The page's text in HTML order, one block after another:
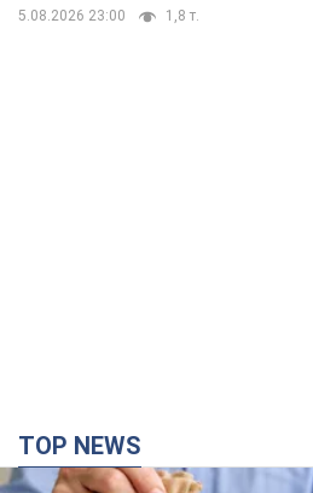
5.08.2026 23:00 1,8 т.
TOP NEWS